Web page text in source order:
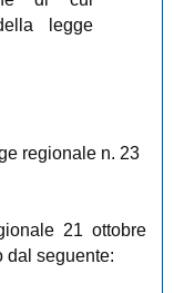
legge
regionale n. 23
21 ottobre
dal seguente: